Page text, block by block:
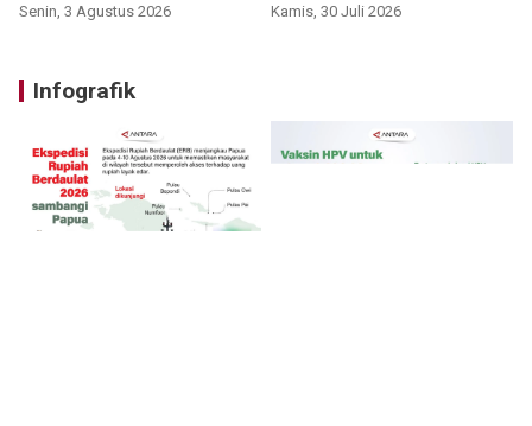
Senin, 3 Agustus 2026 Kamis, 30 Juli 2026
Infografik